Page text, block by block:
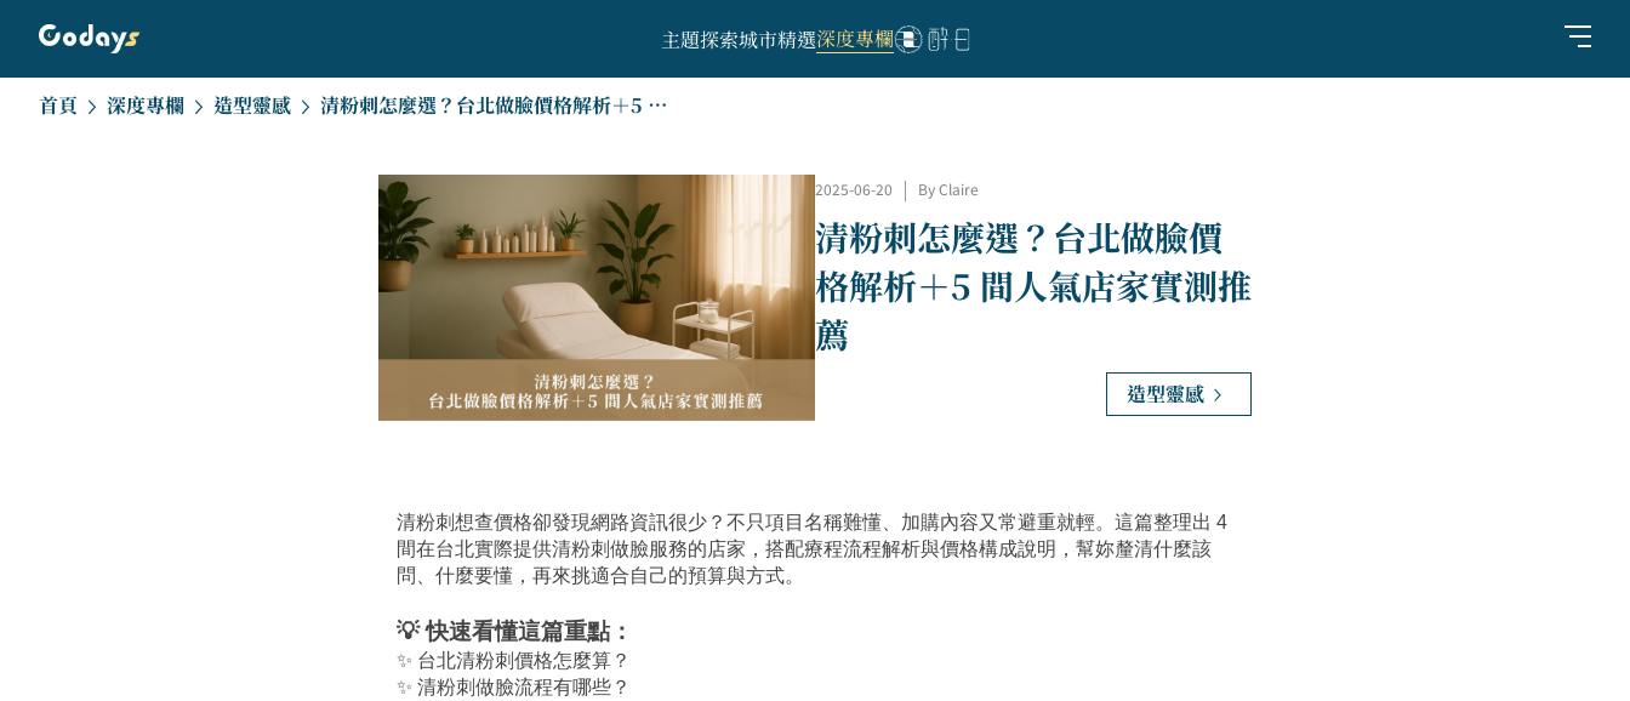
主題探索城市精選深度專欄
首頁 深度專欄 造型靈感 清粉刺怎麼選？台北做臉價格解析＋5 間人氣店家實測推薦
2025-06-20 By Claire
清粉刺怎麼選？台北做臉價
格解析＋5 間人氣店家實測推
薦
造型靈感
清粉刺想查價格卻發現網路資訊很少？不只項目名稱難懂、加購內容又常避重就輕。這篇整理出 4
間在台北實際提供清粉刺做臉服務的店家，搭配療程流程解析與價格構成說明，幫妳釐清什麼該
問、什麼要懂，再來挑適合自己的預算與方式。
💡 快速看懂這篇重點：
✨ 台北清粉刺價格怎麼算？
✨ 清粉刺做臉流程有哪些？